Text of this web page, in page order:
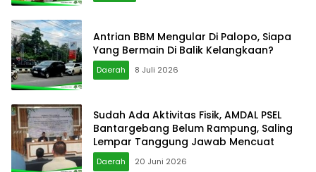
Antrian BBM Mengular Di Palopo, Siapa
Yang Bermain Di Balik Kelangkaan?
Daerah 8 Juli 2026
Sudah Ada Aktivitas Fisik, AMDAL PSEL
Bantargebang Belum Rampung, Saling
Lempar Tanggung Jawab Mencuat
Daerah 20 Juni 2026